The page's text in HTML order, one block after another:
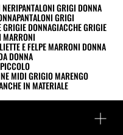
NERIPANTALONI GRIGI DONNA
PANTALONI GRIGI
GRIGIE DONNAGIACCHE GRIGIE
MARRONI
E FELPE MARRONI DONNA
DONNA
MIDI GRIGIO MARENGO
IN MATERIALE